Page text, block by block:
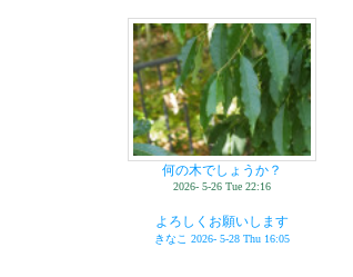
何の木でしょうか？
2026- 5-26 Tue 22:16
よろしくお願いします
きなこ 2026- 5-28 Thu 16:05